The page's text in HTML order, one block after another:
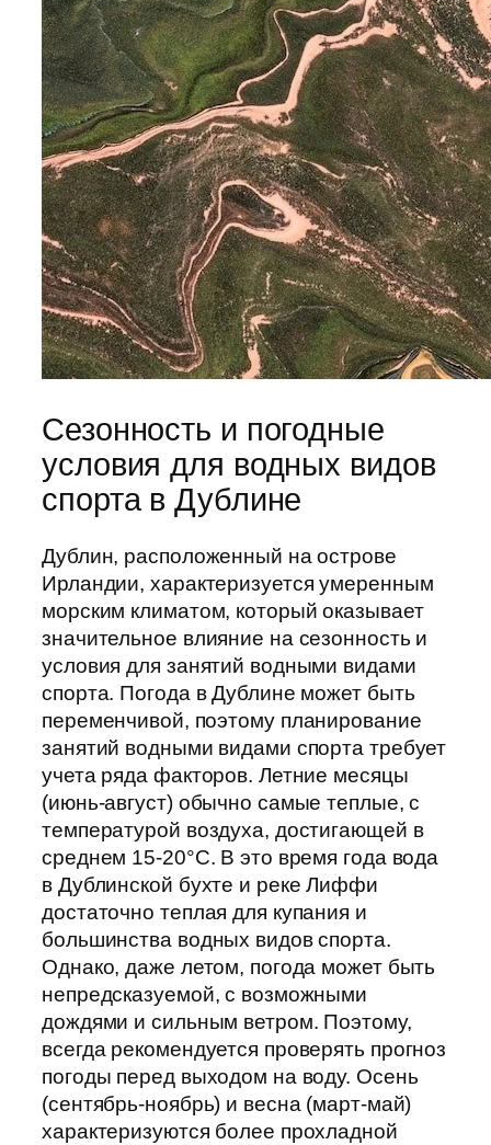
Сезонность и погодные
условия для водных видов
спорта в Дублине
Дублин, расположенный на острове
Ирландии, характеризуется умеренным
морским климатом, который оказывает
значительное влияние на сезонность и
условия для занятий водными видами
спорта. Погода в Дублине может быть
переменчивой, поэтому планирование
занятий водными видами спорта требует
учета ряда факторов. Летние месяцы
(июнь-август) обычно самые теплые, с
температурой воздуха, достигающей в
среднем 15-20°C. В это время года вода
в Дублинской бухте и реке Лиффи
достаточно теплая для купания и
большинства водных видов спорта.
Однако, даже летом, погода может быть
непредсказуемой, с возможными
дождями и сильным ветром. Поэтому,
всегда рекомендуется проверять прогноз
погоды перед выходом на воду. Осень
(сентябрь-ноябрь) и весна (март-май)
характеризуются более прохладной